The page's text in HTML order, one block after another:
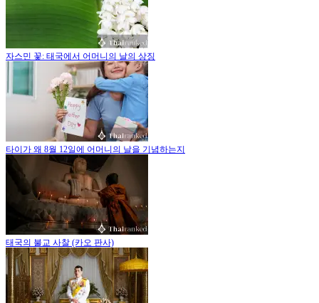
자스민 꽃: 태국에서 어머니의 날의 상징
타이가 왜 8월 12일에 어머니의 날을 기념하는지
태국의 불교 사찰 (카오 판사)